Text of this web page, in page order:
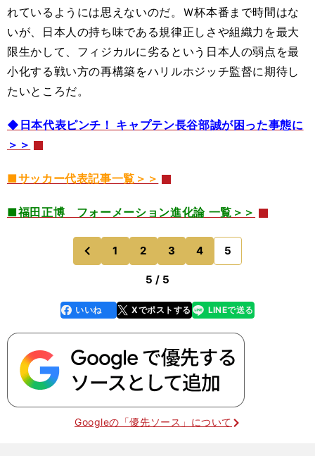
れているようには思えないのだ。Ｗ杯本番まで時間はな
いが、日本人の持ち味である規律正しさや組織力を最大
限生かして、フィジカルに劣るという日本人の弱点を最
小化する戦い方の再構築をハリルホジッチ監督に期待し
たいところだ。
◆日本代表ピンチ！ キャプテン長谷部誠が困った事態に
＞＞
■サッカー代表記事一覧＞＞
■福田正博 フォーメーション進化論 一覧＞＞
前
のページへ
1 2 3 4 5
5 / 5
faceboo
k
いいね Xでポストする
line LINEで送る
Googleの「優先ソース」について